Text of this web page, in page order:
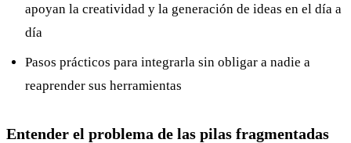
apoyan la creatividad y la generación de ideas en el día a
día
Pasos prácticos para integrarla sin obligar a nadie a
reaprender sus herramientas
Entender el problema de las pilas fragmentadas